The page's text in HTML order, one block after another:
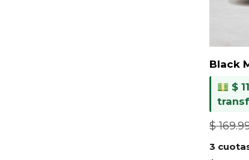
Black
$
$
3